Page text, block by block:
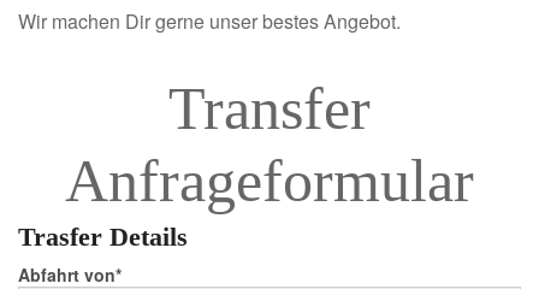
Wir machen Dir gerne unser bestes Angebot.
Transfer
Anfrageformular
Trasfer Details
Abfahrt von